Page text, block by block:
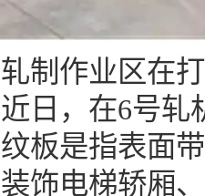
制作业区在
日，在6号轧
板是指表面
饰电梯轿厢